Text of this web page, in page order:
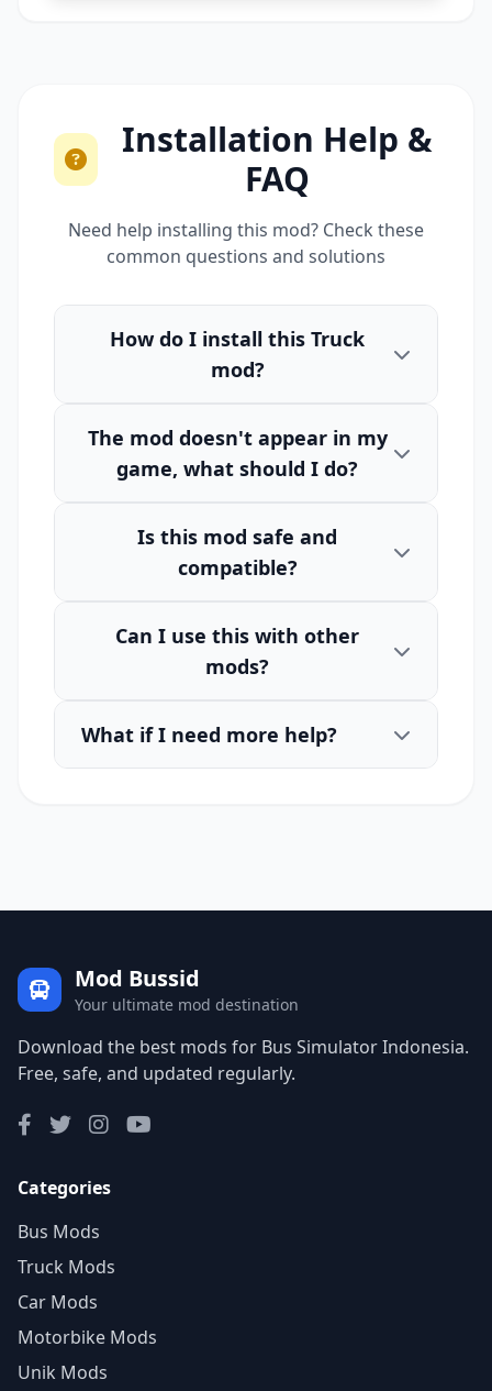
Installation Help &
FAQ
Need help installing this mod? Check these
common questions and solutions
How do I install this Truck
mod?
The mod doesn't appear in my
game, what should I do?
Is this mod safe and
compatible?
Can I use this with other
mods?
What if I need more help?
Mod Bussid
Your ultimate mod destination
Download the best mods for Bus Simulator Indonesia.
Free, safe, and updated regularly.
Categories
Bus Mods
Truck Mods
Car Mods
Motorbike Mods
Unik Mods